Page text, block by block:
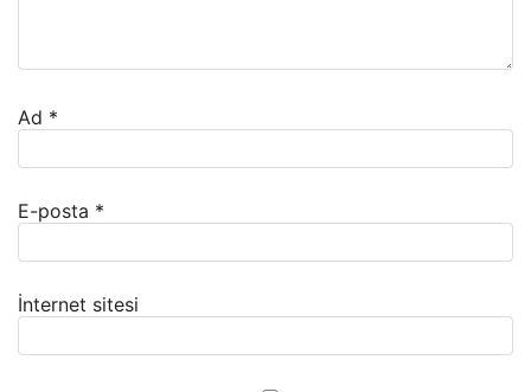
Ad *
E-posta *
İnternet sitesi